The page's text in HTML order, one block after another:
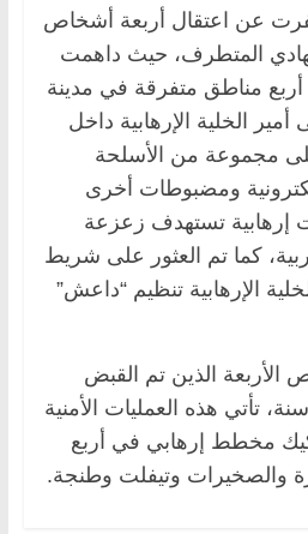
عن اعتقال أربعة أشخاص
المتطرف، حيث داهمت
مناطق متفرقة في مدينة
الخلية الإرهابية داخل
مجموعة من الأسلحة
ومضبوطات أخرى
إرهابية تستهدف زعزعة
كما تم العثور على شريط
الإرهابية تنظيم “داعش”
الأربعة الذين تم القبض
عليهم ما بين 23 و26 سنة، تأتي هذه العمليات الأمنية
مخطط إرهابي في أربع
والصخيرات وتيفلت وطنجة.